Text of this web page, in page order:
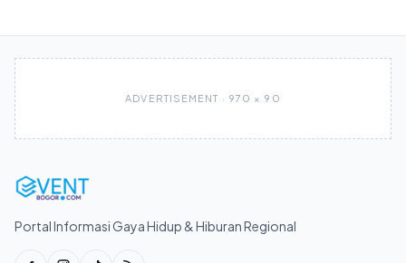
ADVERTISEMENT · 970 × 90
Portal Informasi Gaya Hidup & Hiburan Regional